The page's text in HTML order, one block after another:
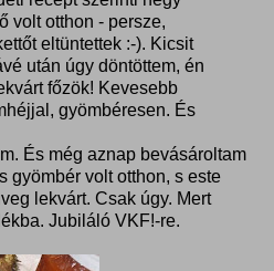
volt otthon - persze,
eltüntettek :-). Kicsit
után úgy döntöttem, én
főzök! Kevesebb
gyömbéresen. És
És még aznap bevásároltam
gyömbér volt otthon, s este
lekvárt. Csak úgy. Mert
Jubiláló VKF!-re.